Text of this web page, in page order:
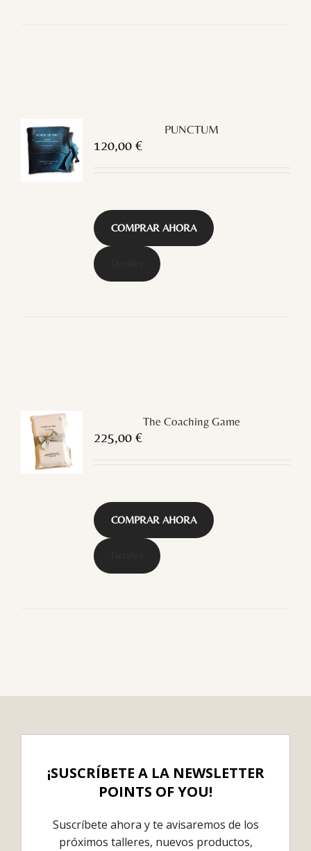
PUNCTUM
120,00 €
COMPRAR AHORA
The Coaching Game
225,00 €
COMPRAR AHORA